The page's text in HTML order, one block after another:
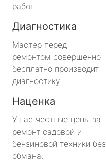
работ.
Диагностика
Мастер перед
ремонтом совершенно
бесплатно производит
диагностику.
Наценка
У нас честные цены за
ремонт садовой и
бензиновой техники без
обмана.